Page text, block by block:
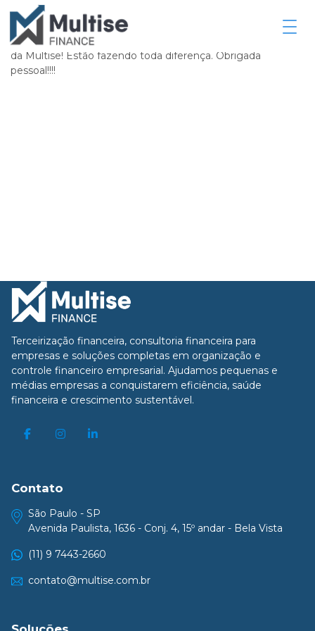
Muito importante para o meu negócio contar com a ajuda
da Multise! Estão fazendo toda diferença. Obrigada
pessoal!!!!
Terceirização financeira, consultoria financeira para
empresas e soluções completas em organização e
controle financeiro empresarial. Ajudamos pequenas e
médias empresas a conquistarem eficiência, saúde
financeira e crescimento sustentável.
Contato
São Paulo - SP
Avenida Paulista, 1636 - Conj. 4, 15º andar - Bela Vista
(11) 9 7443-2660
contato@multise.com.br